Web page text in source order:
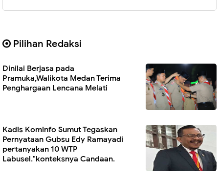
Pilihan Redaksi
Dinilai Berjasa pada
Pramuka,Walikota Medan Terima
Penghargaan Lencana Melati
Kadis Kominfo Sumut Tegaskan
Pernyataan Gubsu Edy Ramayadi
pertanyakan 10 WTP
Labusel."konteksnya Candaan.